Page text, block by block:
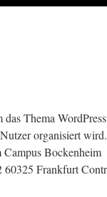
Thema
organisiert
Bockenheim
60325 Frankfurt